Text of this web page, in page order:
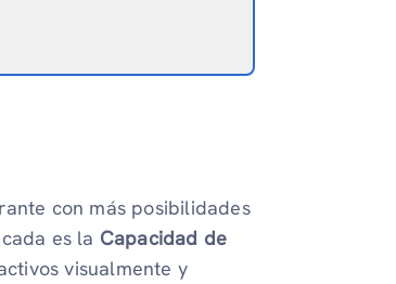
con más posibilidades
es la Capacidad de
visualmente y